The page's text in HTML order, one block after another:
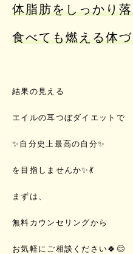
体脂肪をしっかり
食べても燃える体
結果の見える
エイルの耳つぼダイエットで
✨自分史上最高の自分✨
を目指しませんか✨💃
まずは、
無料カウンセリングから
お気軽にご相談ください🍀😊